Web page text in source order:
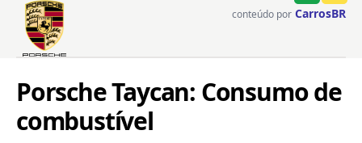
conteúdo por CarrosBR
Porsche Taycan: Consumo de
combustível